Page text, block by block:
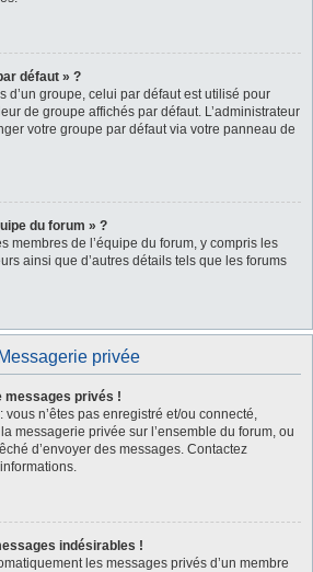
défaut » ?
d’un groupe, celui par défaut est utilisé pour
de groupe affichés par défaut. L’administrateur
votre groupe par défaut via votre panneau de
du forum » ?
membres de l’équipe du forum, y compris les
ainsi que d’autres détails tels que les forums
Messagerie privée
messages privés !
vous n’êtes pas enregistré et/ou connecté,
messagerie privée sur l’ensemble du forum, ou
d’envoyer des messages. Contactez
indésirables !
les messages privés d’un membre